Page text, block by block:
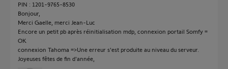
PIN : 1201-9765-8530
Bonjour,
Merci Gaelle, merci Jean-Luc
Encore un petit pb après réinitialisation mdp, connexion portail Somfy =
OK
connexion Tahoma =>Une erreur s'est produite au niveau du serveur.
Joyeuses fêtes de fin d'année,